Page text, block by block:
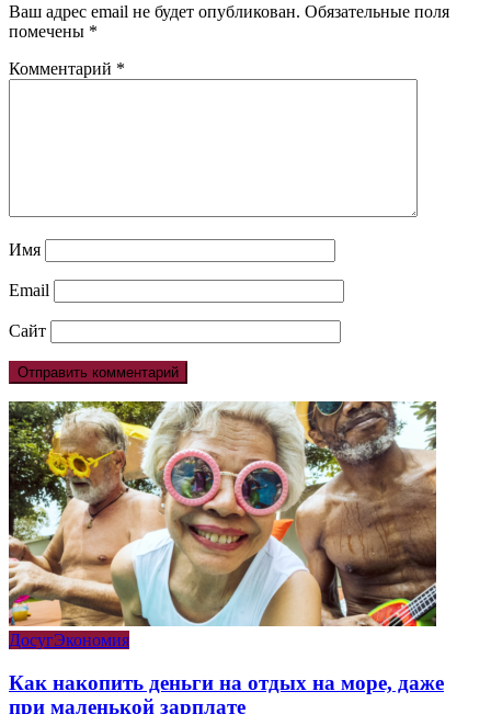
Ваш адрес email не будет опубликован. Обязательные поля
помечены *
Комментарий *
Имя
Email
Сайт
ДосугЭкономия
Как накопить деньги на отдых на море, даже
при маленькой зарплате